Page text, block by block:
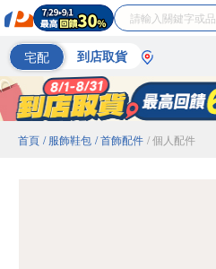
宅配 到店取貨
首頁 / 服飾鞋包 / 首飾配件 / 個人配件